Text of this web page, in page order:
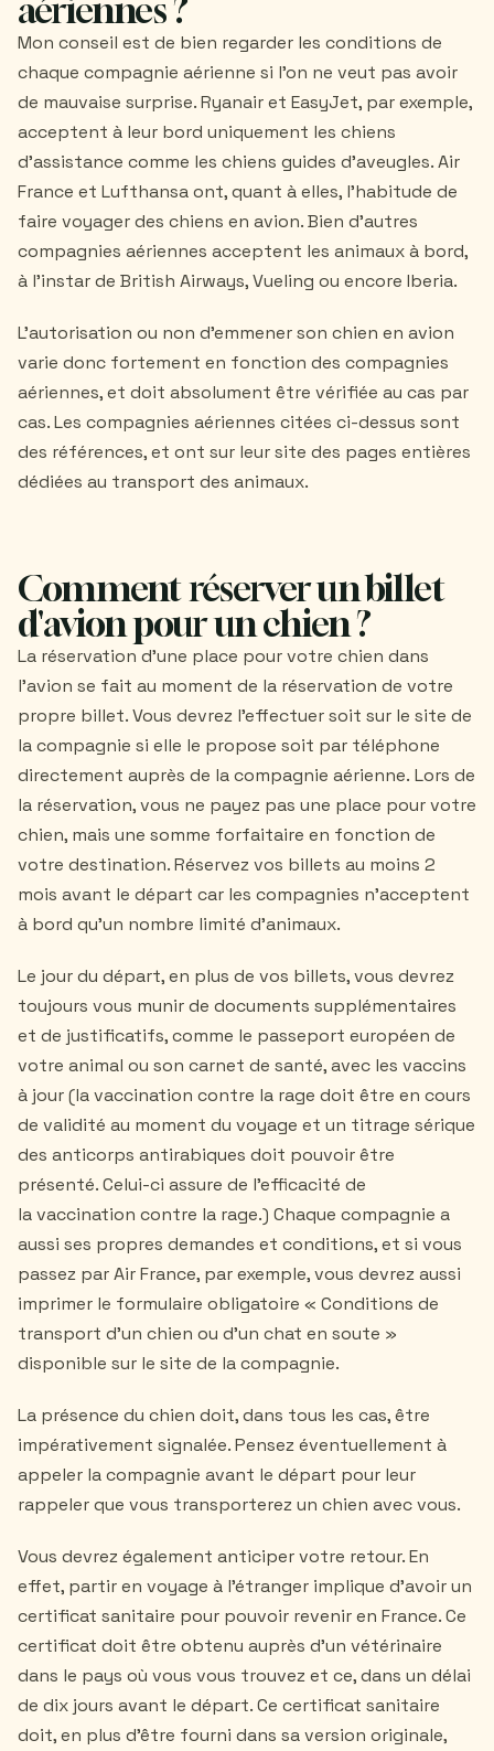
aériennes ?
Mon conseil est de bien regarder les conditions de
chaque compagnie aérienne si l'on ne veut pas avoir
de mauvaise surprise. Ryanair et EasyJet, par exemple,
acceptent à leur bord uniquement les chiens
d'assistance comme les chiens guides d'aveugles. Air
France et Lufthansa ont, quant à elles, l'habitude de
faire voyager des chiens en avion. Bien d'autres
compagnies aériennes acceptent les animaux à bord,
à l'instar de British Airways, Vueling ou encore Iberia.
L'autorisation ou non d'emmener son chien en avion
varie donc fortement en fonction des compagnies
aériennes, et doit absolument être vérifiée au cas par
cas. Les compagnies aériennes citées ci-dessus sont
des références, et ont sur leur site des pages entières
dédiées au transport des animaux.
Comment réserver un billet
d'avion pour un chien ?
La réservation d'une place pour votre chien dans
l'avion se fait au moment de la réservation de votre
propre billet. Vous devrez l'effectuer soit sur le site de
la compagnie si elle le propose soit par téléphone
directement auprès de la compagnie aérienne. Lors de
la réservation, vous ne payez pas une place pour votre
chien, mais une somme forfaitaire en fonction de
votre destination. Réservez vos billets au moins 2
mois avant le départ car les compagnies n'acceptent
à bord qu'un nombre limité d'animaux.
Le jour du départ, en plus de vos billets, vous devrez
toujours vous munir de documents supplémentaires
et de justificatifs, comme le passeport européen de
votre animal ou son carnet de santé, avec les vaccins
à jour (la vaccination contre la rage doit être en cours
de validité au moment du voyage et un titrage sérique
des anticorps antirabiques doit pouvoir être
présenté. Celui-ci assure de l'efficacité de
la vaccination contre la rage.) Chaque compagnie a
aussi ses propres demandes et conditions, et si vous
passez par Air France, par exemple, vous devrez aussi
imprimer le formulaire obligatoire « Conditions de
transport d'un chien ou d'un chat en soute »
disponible sur le site de la compagnie.
La présence du chien doit, dans tous les cas, être
impérativement signalée. Pensez éventuellement à
appeler la compagnie avant le départ pour leur
rappeler que vous transporterez un chien avec vous.
Vous devrez également anticiper votre retour. En
effet, partir en voyage à l’étranger implique d’avoir un
certificat sanitaire pour pouvoir revenir en France. Ce
certificat doit être obtenu auprès d'un vétérinaire
dans le pays où vous vous trouvez et ce, dans un délai
de dix jours avant le départ. Ce certificat sanitaire
doit, en plus d'être fourni dans sa version originale,